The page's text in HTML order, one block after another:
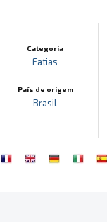
Categoria
Fatias
País de origem
Brasil